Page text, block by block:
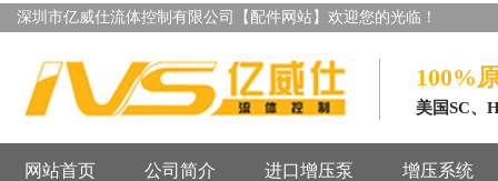
深圳市亿威仕流体控制有限公司【配件网站】欢迎您的光临！
100%
美国SC、
网站首页 公司简介 进口增压泵 增压系统